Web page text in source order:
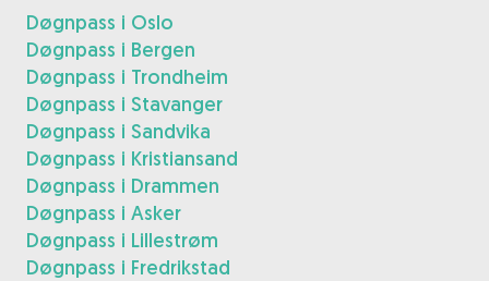
Døgnpass i Oslo
Døgnpass i Bergen
Døgnpass i Trondheim
Døgnpass i Stavanger
Døgnpass i Sandvika
Døgnpass i Kristiansand
Døgnpass i Drammen
Døgnpass i Asker
Døgnpass i Lillestrøm
Døgnpass i Fredrikstad